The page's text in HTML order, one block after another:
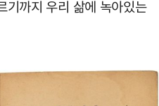
까지 우리 삶에 녹아있는